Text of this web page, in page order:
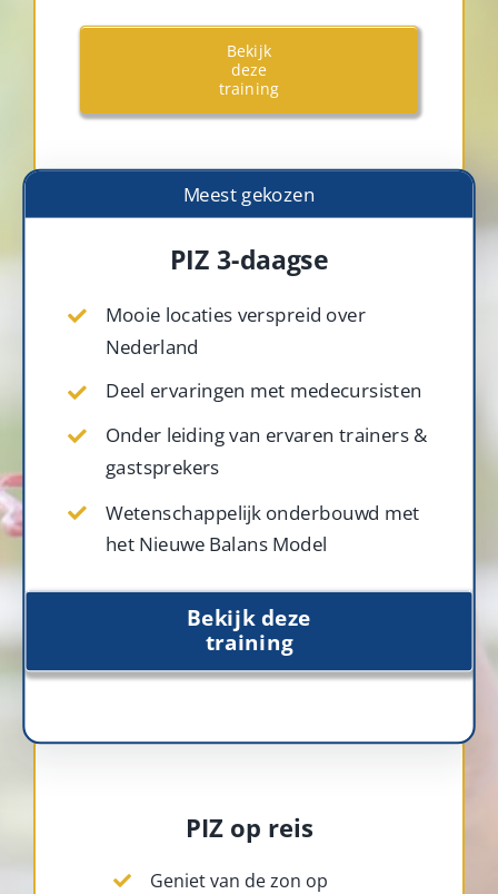
Bekijk
deze
training
Meest gekozen
PIZ 3-daagse
Mooie locaties verspreid over
Nederland
Deel ervaringen met medecursisten
Onder leiding van ervaren trainers &
gastsprekers
Wetenschappelijk onderbouwd met
het Nieuwe Balans Model
Bekijk deze
training
PIZ op reis
Geniet van de zon op